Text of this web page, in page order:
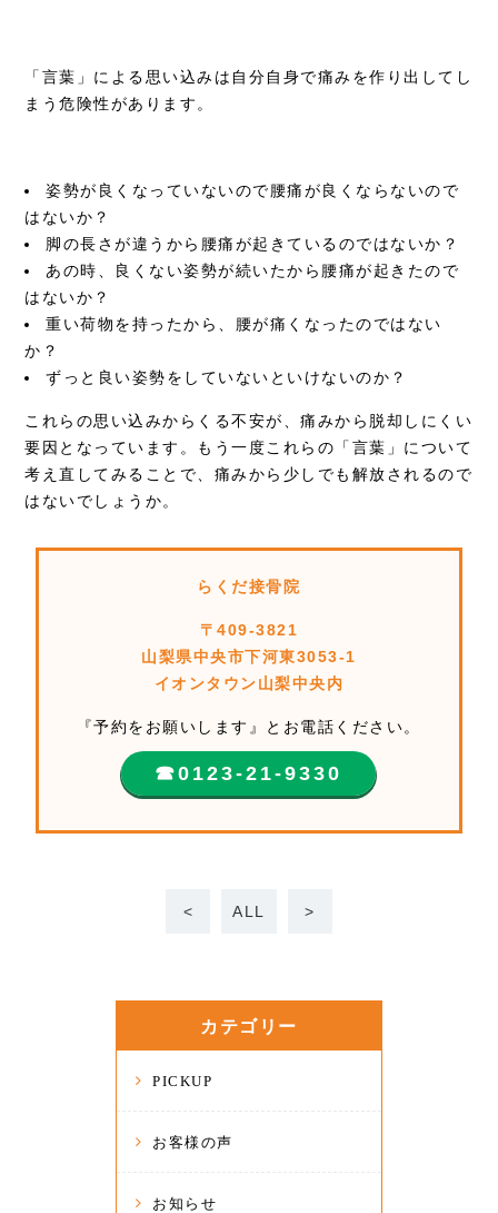
「言葉」による思い込みは自分自身で痛みを作り出してし
まう危険性があります。
姿勢が良くなっていないので腰痛が良くならないので
はないか？
脚の長さが違うから腰痛が起きているのではないか？
あの時、良くない姿勢が続いたから腰痛が起きたので
はないか？
重い荷物を持ったから、腰が痛くなったのではない
か？
ずっと良い姿勢をしていないといけないのか？
これらの思い込みからくる不安が、痛みから脱却しにくい
要因となっています。もう一度これらの「言葉」について
考え直してみることで、痛みから少しでも解放されるので
はないでしょうか。
らくだ接骨院
〒409-3821
山梨県中央市下河東3053-1
イオンタウン山梨中央内
『予約をお願いします』とお電話ください。
☎︎0123-21-9330
< ALL >
カテゴリー
PICKUP
お客様の声
お知らせ